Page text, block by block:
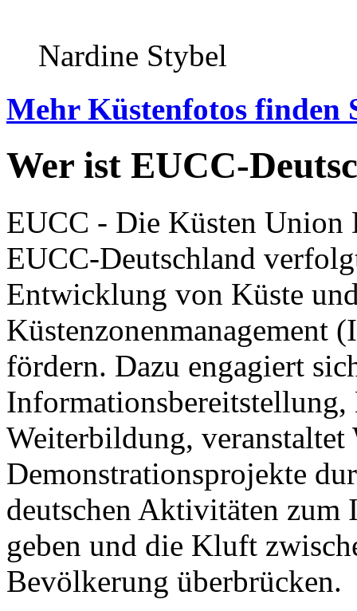
Nardine Stybel
Mehr Küstenfotos finden
Wer ist EUCC-
EUCC - Die Küsten Union
EUCC-Deutschland
Entwicklung von Küste
Küstenzonenmanagement
fördern. Dazu engagiert
Weiterbildung,
Demonstrationsprojekte
deutschen Aktivitäten
geben und die Kluft
Bevölkerung überbrücken.